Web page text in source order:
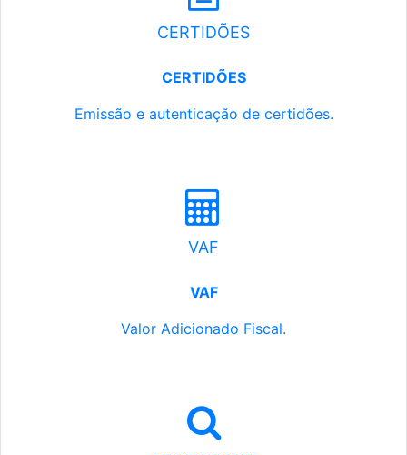
CERTIDÕES
CERTIDÕES
Emissão e autenticação de certidões.
VAF
VAF
Valor Adicionado Fiscal.